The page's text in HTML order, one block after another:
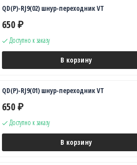
QD(P)-RJ9(02) шнур-переходник VT
650 ₽
Доступно к заказу
В корзину
QD(P)-RJ9(01) шнур-переходник VT
650 ₽
Доступно к заказу
В корзину